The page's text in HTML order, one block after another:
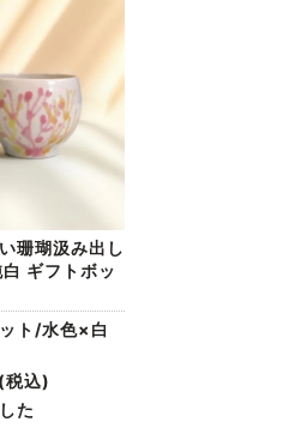
珊瑚汲み出し
ギフトボッ
ト/水色×白
込)
た